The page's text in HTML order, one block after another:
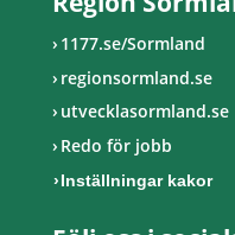
1177.se/Sormland
regionsormland.se
utvecklasormland.se
Redo för jobb
Inställningar kakor